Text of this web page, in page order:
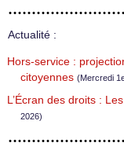
Actualité :
Hors-service :
citoyennes (Mercredi
L’Écran des droits :
2026)